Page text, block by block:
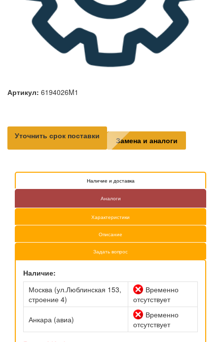
Артикул: 6194026M1
Уточнить срок поставки Замена и аналоги
Наличие и доставка
Аналоги
Характеристики
Описание
Задать вопрос
Наличие:
Москва (ул.Люблинская 153,
строение 4)
Временно
отсутствует
Анкара (авиа)
Временно
отсутствует